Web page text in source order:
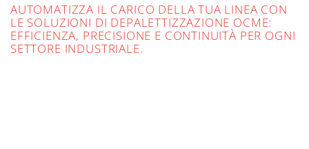
AUTOMATIZZA IL CARICO DELLA TUA LINEA CON
LE SOLUZIONI DI DEPALETTIZZAZIONE OCME:
EFFICIENZA, PRECISIONE E CONTINUITÀ PER OGNI
SETTORE INDUSTRIALE.